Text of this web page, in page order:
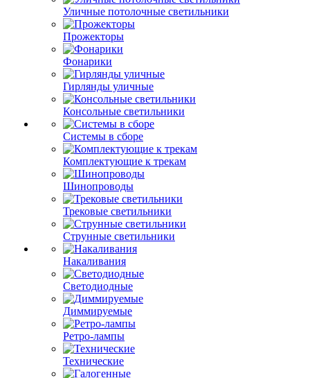
Уличные потолочные светильники
Прожекторы
Фонарики
Гирлянды уличные
Консольные светильники
Системы в сборе
Комплектующие к трекам
Шинопроводы
Трековые светильники
Струнные светильники
Накаливания
Светодиодные
Диммируемые
Ретро-лампы
Технические